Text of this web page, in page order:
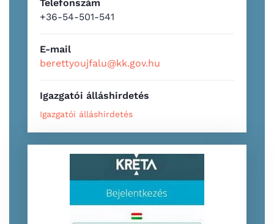
Telefonszám
+36-54-501-541
E-mail
berettyoujfalu@kk.gov.hu
Igazgatói álláshirdetés
Igazgatói álláshirdetés